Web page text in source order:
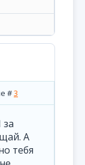
#3
А
тебя